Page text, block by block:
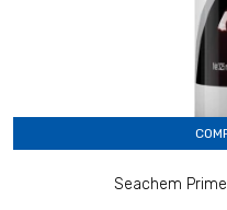
Seachem